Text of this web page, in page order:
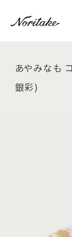
あやみなも
銀彩)